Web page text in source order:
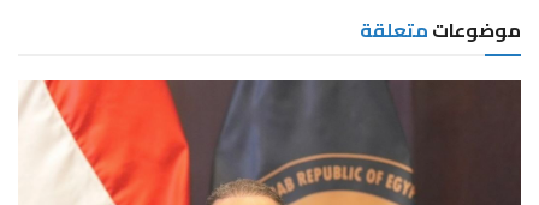
موضوعاتمتعلقة